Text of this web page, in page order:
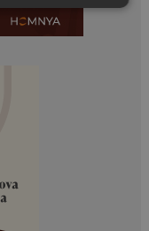
fruibile il
quali la
aree
di
cookie.